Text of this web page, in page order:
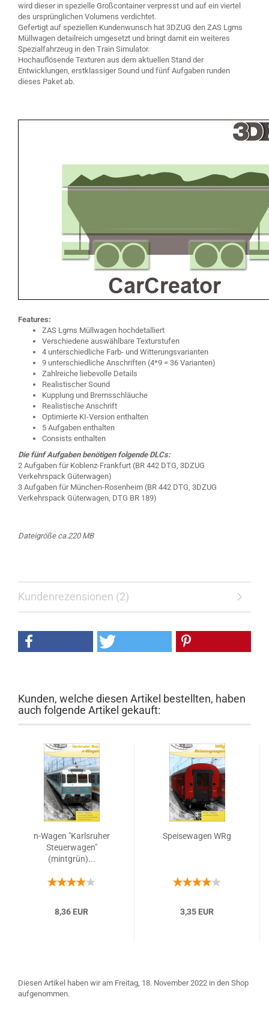
wird dieser in spezielle Großcontainer verpresst und auf ein viertel
des ursprünglichen Volumens verdichtet.
Gefertigt auf speziellen Kundenwunsch hat 3DZUG den ZAS Lgms
Müllwagen detailreich umgesetzt und bringt damit ein weiteres
Spezialfahrzeug in den Train Simulator.
Hochauflösende Texturen aus dem aktuellen Stand der
Entwicklungen, erstklassiger Sound und fünf Aufgaben runden
dieses Paket ab.
Features:
ZAS Lgms Müllwagen hochdetalliert
Verschiedene auswählbare Texturstufen
4 unterschiedliche Farb- und Witterungsvarianten
9 unterschiedliche Anschriften (4*9 = 36 Varianten)
Zahlreiche liebevolle Details
Realistischer Sound
Kupplung und Bremsschläuche
Realistische Anschrift
Optimierte KI-Version enthalten
5 Aufgaben enthalten
Consists enthalten
Die fünf Aufgaben benötigen folgende DLCs:
2 Aufgaben für Koblenz-Frankfurt (BR 442 DTG, 3DZUG
Verkehrspack Güterwagen)
3 Aufgaben für München-Rosenheim (BR 442 DTG, 3DZUG
Verkehrspack Güterwagen, DTG BR 189)
Dateigröße ca.220 MB
Kundenrezensionen (2)
Kunden, welche diesen Artikel bestellten, haben
auch folgende Artikel gekauft:
n-Wagen "Karlsruher
Steuerwagen"
(mintgrün)...
8,36 EUR
Speisewagen WRg
3,35 EUR
Diesen Artikel haben wir am Freitag, 18. November 2022 in den Shop
aufgenommen.